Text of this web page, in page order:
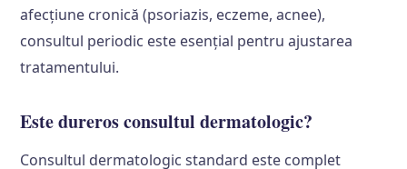
afecțiune cronică (psoriazis, eczeme, acnee),
consultul periodic este esențial pentru ajustarea
tratamentului.
Este dureros consultul dermatologic?
Consultul dermatologic standard este complet